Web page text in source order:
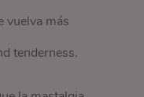
vuelva más
tenderness.